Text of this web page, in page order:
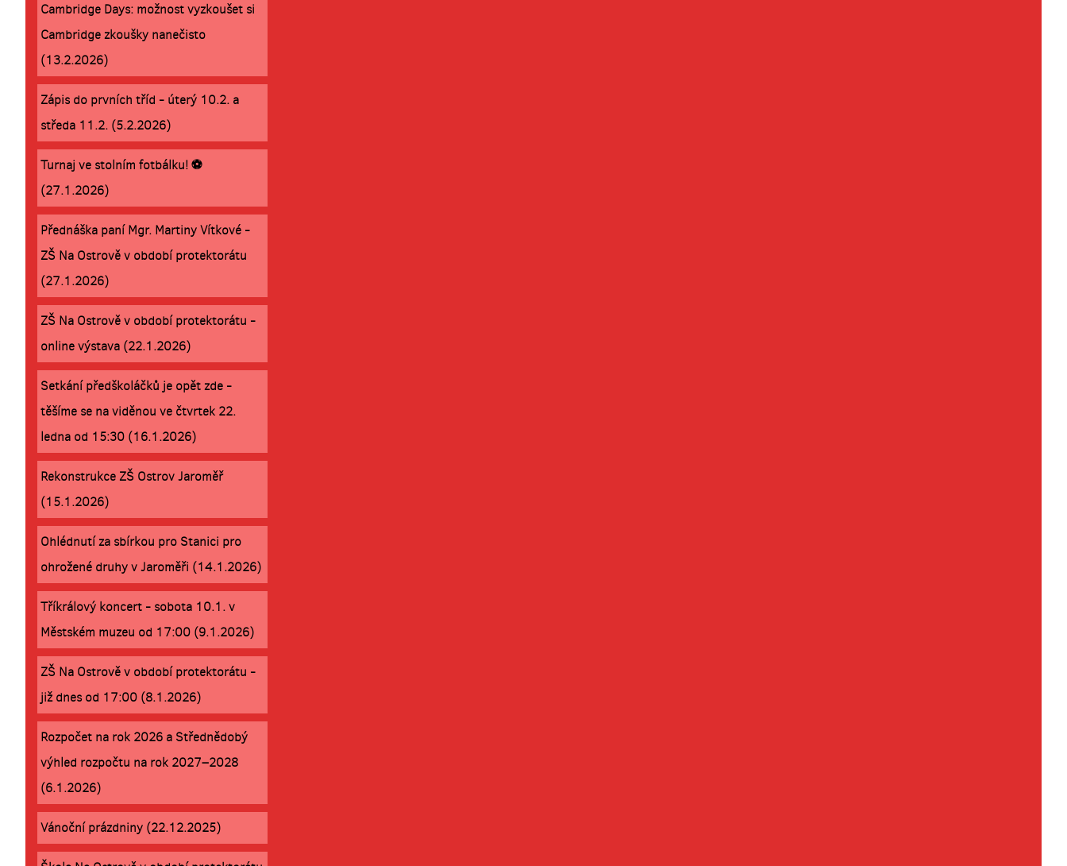
Cambridge Days: možnost vyzkoušet si
Cambridge zkoušky nanečisto
(13.2.2026)
Zápis do prvních tříd - úterý 10.2. a
středa 11.2. (5.2.2026)
Turnaj ve stolním fotbálku! ⚽
(27.1.2026)
Přednáška paní Mgr. Martiny Vítkové -
ZŠ Na Ostrově v období protektorátu
(27.1.2026)
ZŠ Na Ostrově v období protektorátu -
online výstava (22.1.2026)
Setkání předškoláčků je opět zde -
těšíme se na viděnou ve čtvrtek 22.
ledna od 15:30 (16.1.2026)
Rekonstrukce ZŠ Ostrov Jaroměř
(15.1.2026)
Ohlédnutí za sbírkou pro Stanici pro
ohrožené druhy v Jaroměři (14.1.2026)
Tříkrálový koncert - sobota 10.1. v
Městském muzeu od 17:00 (9.1.2026)
ZŠ Na Ostrově v období protektorátu -
již dnes od 17:00 (8.1.2026)
Rozpočet na rok 2026 a Střednědobý
výhled rozpočtu na rok 2027–2028
(6.1.2026)
Vánoční prázdniny (22.12.2025)